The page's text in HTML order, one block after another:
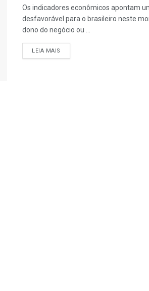
Os indicadores econômicos apontam
desfavorável para o brasileiro neste
dono do negócio ou ...
LEIA MAIS